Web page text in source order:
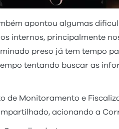
apontou algumas
internos, principalmente
preso já tem tempo
tentando buscar as
de Monitoramento e
acionando a